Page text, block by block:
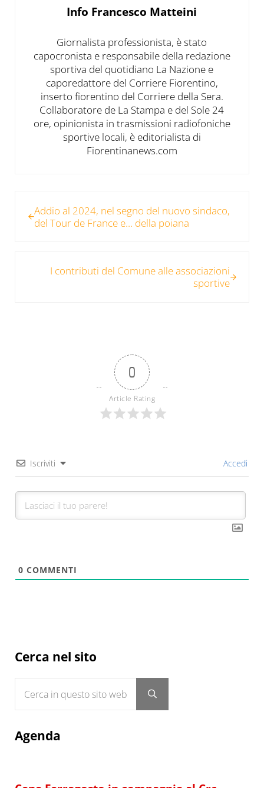
Info Francesco Matteini
Giornalista professionista, è stato
capocronista e responsabile della redazione
sportiva del quotidiano La Nazione e
caporedattore del Corriere Fiorentino,
inserto fiorentino del Corriere della Sera.
Collaboratore de La Stampa e del Sole 24
ore, opinionista in trasmissioni radiofoniche
sportive locali, è editorialista di
Fiorentinanews.com
Addio al 2024, nel segno del nuovo sindaco,
del Tour de France e… della poiana
I contributi del Comune alle associazioni
sportive
0
Article Rating
Iscriviti Accedi
0 COMMENTI
Sidebar
Cerca nel sito
Submit search
Agenda